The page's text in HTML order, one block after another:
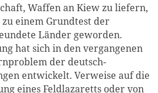
Waffen an Kiew zu liefern,
einem Grundtest der
Länder geworden.
hat sich in den vergangenen
der deutsch-
entwickelt. Verweise auf die
eines Feldlazaretts oder von